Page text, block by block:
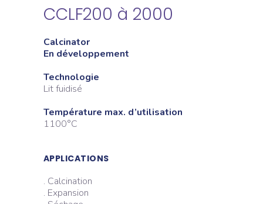
CCLF200 à 2000
Calcinator
En développement
Technologie
Lit fuidisé
Température max. d’utilisation
1100°C
APPLICATIONS
. Calcination
. Expansion